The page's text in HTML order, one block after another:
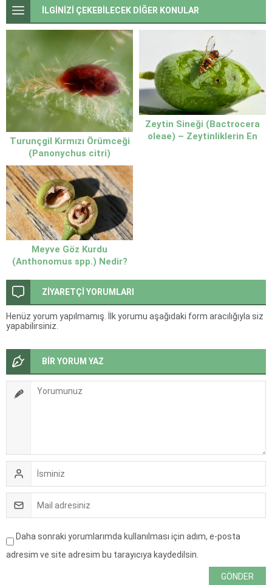
İLGİNİZİ ÇEKEBİLECEK DİĞER KONULAR
Turunçgil Kırmızı Örümceği
(Panonychus citri)
Zeytin Sineği (Bactrocera
oleae) – Zeytinliklerin En
Meyve Göz Kurdu
(Anthonomus spp.) Nedir?
Yöntemleri
ZİYARETÇİ YORUMLARI
Henüz yorum yapılmamış. İlk yorumu aşağıdaki form aracılığıyla siz
yapabilirsiniz.
BİR YORUM YAZ
Daha sonraki yorumlarımda kullanılması için adım, e-posta
adresim ve site adresim bu tarayıcıya kaydedilsin.